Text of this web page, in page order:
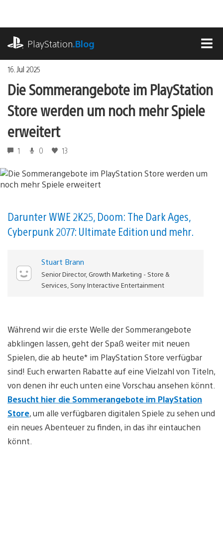
springen
PlayStation.Blog
16. Jul 2025
Die Sommerangebote im PlayStation
Store werden um noch mehr Spiele
erweitert
1 0 13
Darunter WWE 2K25, Doom: The Dark Ages,
Cyberpunk 2077: Ultimate Edition und mehr.
Stuart Brann
Senior Director, Growth Marketing - Store &
Services, Sony Interactive Entertainment
Während wir die erste Welle der Sommerangebote
abklingen lassen, geht der Spaß weiter mit neuen
Spielen, die ab heute* im PlayStation Store verfügbar
sind! Euch erwarten Rabatte auf eine Vielzahl von Titeln,
von denen ihr euch unten eine Vorschau ansehen könnt.
Besucht hier die Sommerangebote im PlayStation
Store, um alle verfügbaren digitalen Spiele zu sehen und
ein neues Abenteuer zu finden, in das ihr eintauchen
könnt.